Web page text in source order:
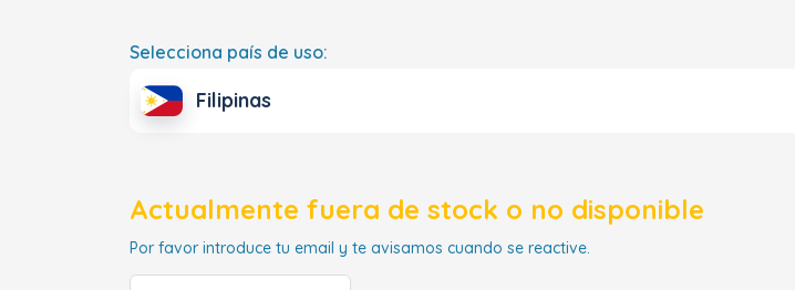
Selecciona país de uso:
Filipinas
Actualmente fuera de stock o no disponible
Por favor introduce tu email y te avisamos cuando se reactive.